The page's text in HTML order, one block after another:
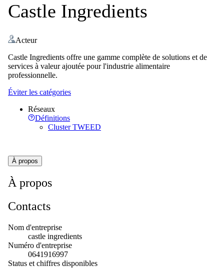
Castle Ingredients
Acteur
Castle Ingredients offre une gamme complète de solutions et de
services à valeur ajoutée pour l'industrie alimentaire
professionnelle.
Éviter les catégories
Réseaux
Définitions
Cluster TWEED
À propos
À propos
Contacts
Nom d'entreprise
castle ingredients
Numéro d'entreprise
0641916997
Status et chiffres disponibles